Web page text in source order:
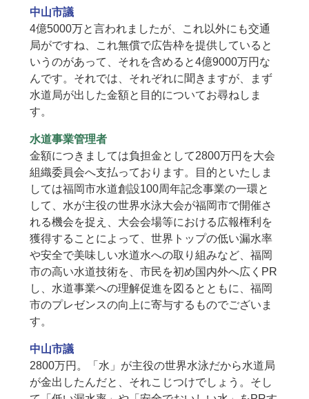
中山市議
4億5000万と言われましたが、これ以外にも交通
局がですね、これ無償で広告枠を提供していると
いうのがあって、それを含めると4億9000万円な
んです。それでは、それぞれに聞きますが、まず
水道局が出した金額と目的についてお尋ねしま
す。
水道事業管理者
金額につきましては負担金として2800万円を大会
組織委員会へ支払っております。目的といたしま
しては福岡市水道創設100周年記念事業の一環と
して、水が主役の世界水泳大会が福岡市で開催さ
れる機会を捉え、大会会場等における広報権利を
獲得することによって、世界トップの低い漏水率
や安全で美味しい水道水への取り組みなど、福岡
市の高い水道技術を、市民を初め国内外へ広くPR
し、水道事業への理解促進を図るとともに、福岡
市のプレゼンスの向上に寄与するものでございま
す。
中山市議
2800万円。「水」が主役の世界水泳だから水道局
が金出したんだと、それこじつけでしょう。そし